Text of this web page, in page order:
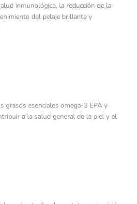
inmunológica, la reducción de la
del pelaje brillante y
grasos esenciales omega-3 EPA y
a la salud general de la piel y el